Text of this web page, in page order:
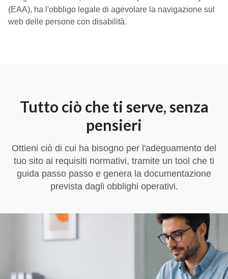
(EAA), ha l'obbligo legale di agevolare la navigazione sul
web delle persone con disabilità.
Tutto ciò che ti serve, senza
pensieri
Ottieni ciò di cui ha bisogno per l'adeguamento del
tuo sito ai requisiti normativi, tramite un tool che ti
guida passo passo e genera la documentazione
prevista dagli obblighi operativi.